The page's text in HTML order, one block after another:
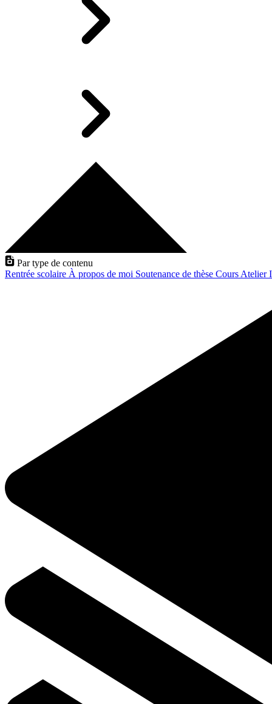
Par type de contenu
Rentrée scolaire À propos de moi Soutenance de thèse Cours Atelier